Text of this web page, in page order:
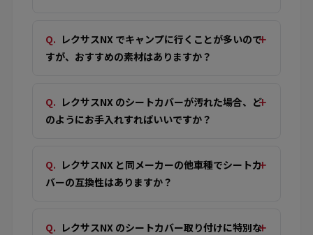
レクサスNX でキャンプに行くことが多いので
すが、おすすめの素材はありますか？
レクサスNX のシートカバーが汚れた場合、ど
のようにお手入れすればいいですか？
レクサスNX と同メーカーの他車種でシートカ
バーの互換性はありますか？
レクサスNX のシートカバー取り付けに特別な